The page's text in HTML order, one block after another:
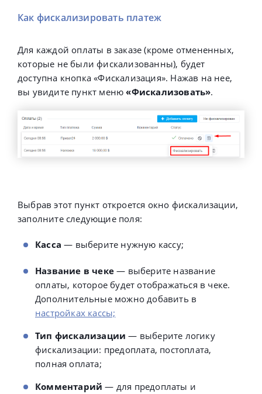
Как фискализировать платеж
Для каждой оплаты в заказе (кроме отмененных,
которые не были фискализованны), будет
доступна кнопка «Фискализация». Нажав на нее,
вы увидите пункт меню«Фискализовать».
Выбрав этот пункт откроется окно фискализации,
заполните следующие поля:
Касса — выберите нужную кассу;
Название в чеке — выберите название
оплаты, которое будет отображаться в чеке.
Дополнительные можно добавить в
настройках кассы;
Тип фискализации— выберите логику
фискализации: предоплата, постоплата,
полная оплата;
Комментарий — для предоплаты и